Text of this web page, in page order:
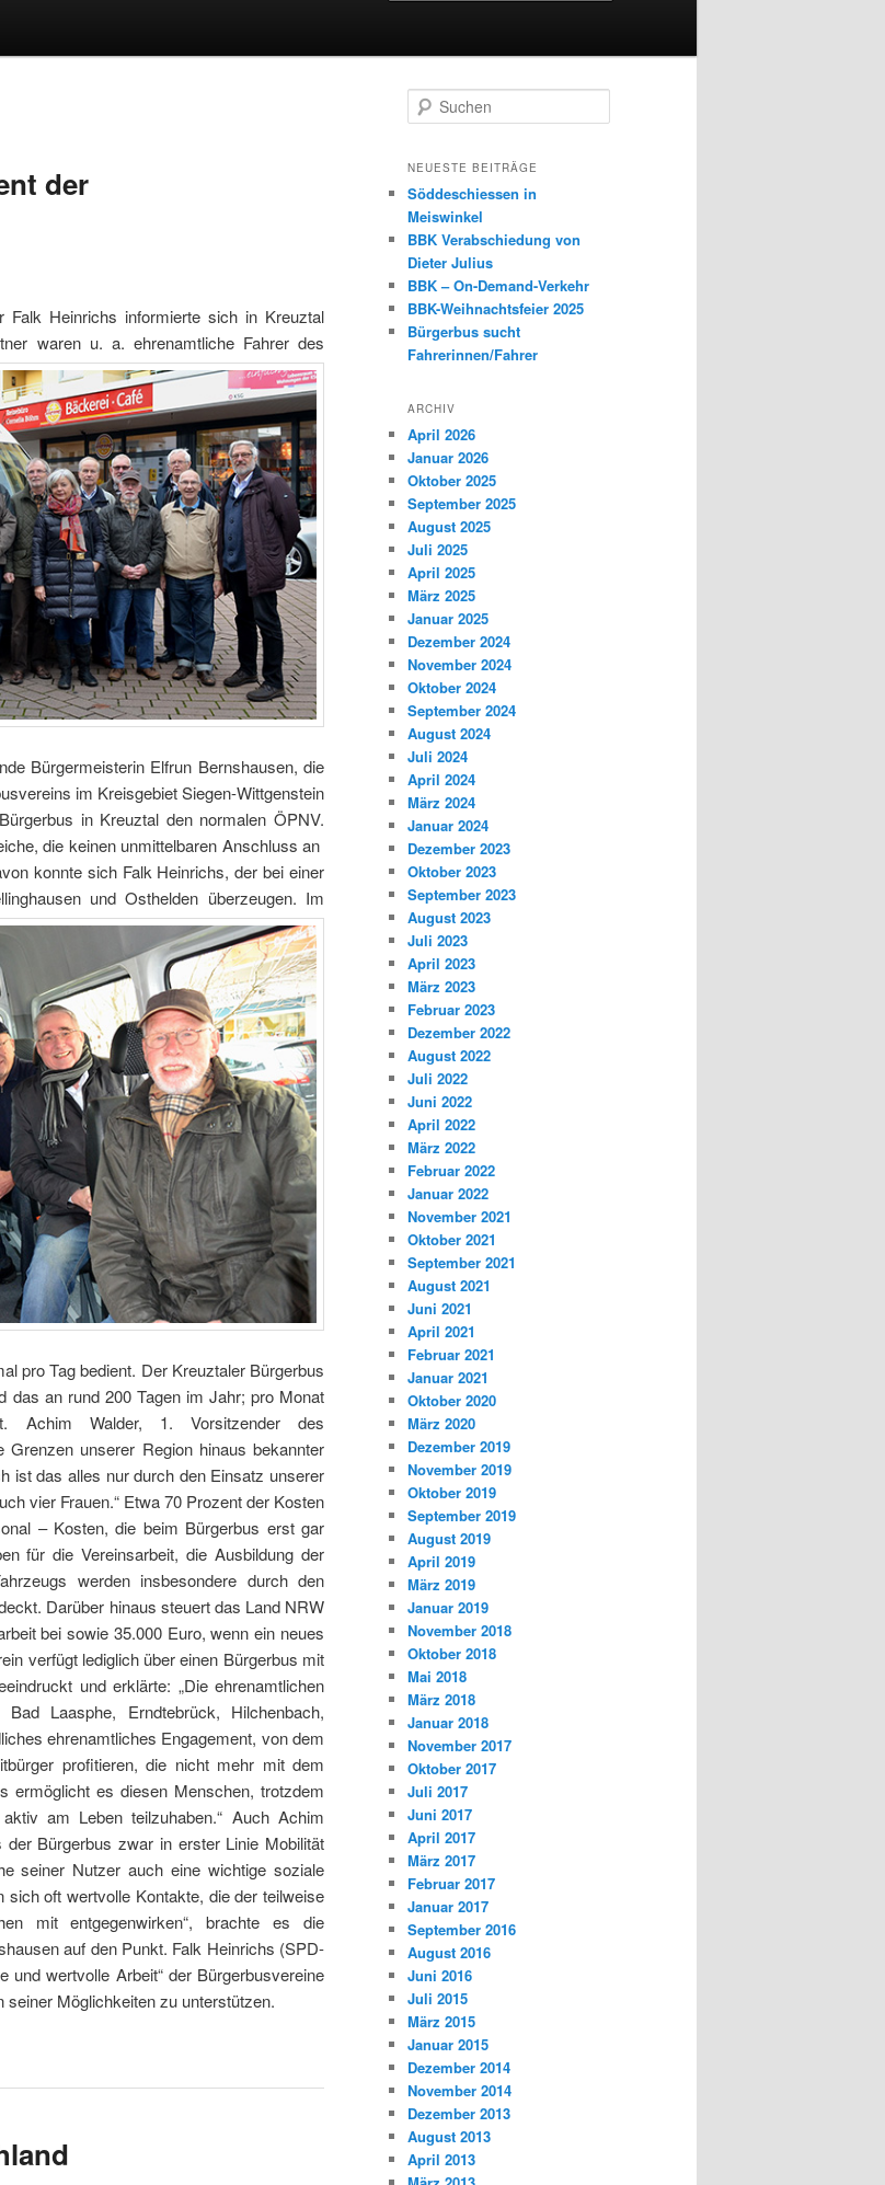
der
Falk Heinrichs informierte sich in Kreuztal
waren u. a. ehrenamtliche Fahrer des
Bürgermeisterin Elfrun Bernshausen, die
im Kreisgebiet Siegen-Wittgenstein
in Kreuztal den normalen ÖPNV.
die keinen unmittelbaren Anschluss an
konnte sich Falk Heinrichs, der bei einer
undOsthelden überzeugen. Im
pro Tag bedient. Der Kreuztaler Bürgerbus
das an rund 200 Tagen im Jahr; pro Monat
Achim Walder, 1. Vorsitzender des
unserer Region hinaus bekannter
ist das alles nur durch den Einsatz unserer
vier Frauen.“ Etwa 70 Prozent der Kosten
– Kosten, die beim Bürgerbus erst gar
für die Vereinsarbeit, die Ausbildung der
werden insbesondere durch den
Darüber hinaus steuert das Land NRW
bei sowie 35.000 Euro, wenn ein neues
verfügt lediglich über einen Bürgerbus mit
und erklärte: „Die ehrenamtlichen
Laasphe, Erndtebrück, Hilchenbach,
ehrenamtliches Engagement, von dem
profitieren, die nicht mehr mit dem
ermöglicht es diesen Menschen, trotzdem
am Leben teilzuhaben.“ Auch Achim
Bürgerbus zwar in erster Linie Mobilität
seiner Nutzer auch eine wichtige soziale
sich oft wertvolle Kontakte, die der teilweise
mit entgegenwirken“, brachte es die
auf den Punkt. Falk Heinrichs (SPD-
und wertvolle Arbeit“ der Bürgerbusvereine
Möglichkeiten zu unterstützen.
u
h
n
NEUESTE BEITRÄGE
Söddeschiessen in
Meiswinkel
BBK Verabschiedung von
Dieter Julius
BBK – On-Demand-Verkehr
BBK-Weihnachtsfeier 2025
Bürgerbus sucht
Fahrerinnen/Fahrer
ARCHIV
April 2026
Januar 2026
Oktober 2025
September 2025
August 2025
Juli 2025
April 2025
März 2025
Januar 2025
Dezember 2024
November 2024
Oktober 2024
September 2024
August 2024
Juli 2024
April 2024
März 2024
Januar 2024
Dezember 2023
Oktober 2023
September 2023
August 2023
Juli 2023
April 2023
März 2023
Februar 2023
Dezember 2022
August 2022
Juli 2022
Juni 2022
April 2022
März 2022
Februar 2022
Januar 2022
November 2021
Oktober 2021
September 2021
August 2021
Juni 2021
April 2021
Februar 2021
Januar 2021
Oktober 2020
März 2020
Dezember 2019
November 2019
Oktober 2019
September 2019
August 2019
April 2019
März 2019
Januar 2019
November 2018
Oktober 2018
Mai 2018
März 2018
Januar 2018
November 2017
Oktober 2017
Juli 2017
Juni 2017
April 2017
März 2017
Februar 2017
Januar 2017
September 2016
August 2016
Juni 2016
Juli 2015
März 2015
Januar 2015
Dezember 2014
November 2014
Dezember 2013
August 2013
April 2013